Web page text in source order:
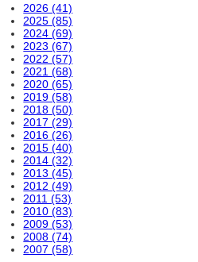
2026 (41)
2025 (85)
2024 (69)
2023 (67)
2022 (57)
2021 (68)
2020 (65)
2019 (58)
2018 (50)
2017 (29)
2016 (26)
2015 (40)
2014 (32)
2013 (45)
2012 (49)
2011 (53)
2010 (83)
2009 (53)
2008 (74)
2007 (58)